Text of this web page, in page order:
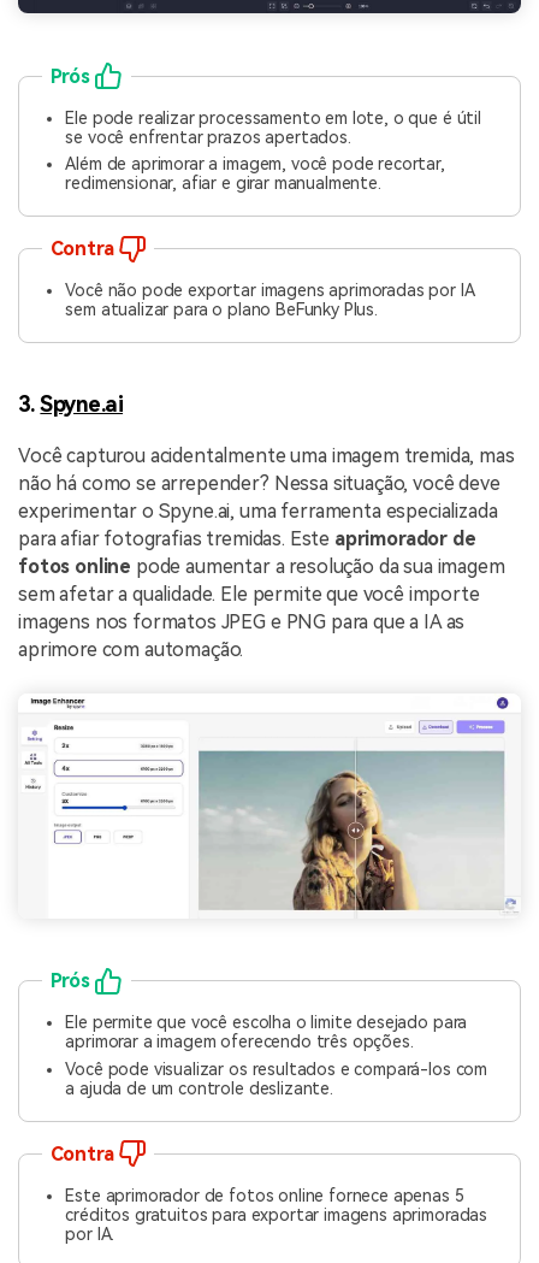
Prós
Ele pode realizar processamento em lote, o que é útil
se você enfrentar prazos apertados.
Além de aprimorar a imagem, você pode recortar,
redimensionar, afiar e girar manualmente.
Contra
Você não pode exportar imagens aprimoradas por IA
sem atualizar para o plano BeFunky Plus.
3.Spyne.ai
Você capturou acidentalmente uma imagem tremida, mas
não há como se arrepender? Nessa situação, você deve
experimentar o Spyne.ai, uma ferramenta especializada
para afiar fotografias tremidas. Este aprimorador de
fotos online pode aumentar a resolução da sua imagem
sem afetar a qualidade. Ele permite que você importe
imagens nos formatos JPEG e PNG para que a IA as
aprimore com automação.
Prós
Ele permite que você escolha o limite desejado para
aprimorar a imagem oferecendo três opções.
Você pode visualizar os resultados e compará-los com
a ajuda de um controle deslizante.
Contra
Este aprimorador de fotos online fornece apenas 5
créditos gratuitos para exportar imagens aprimoradas
por IA.